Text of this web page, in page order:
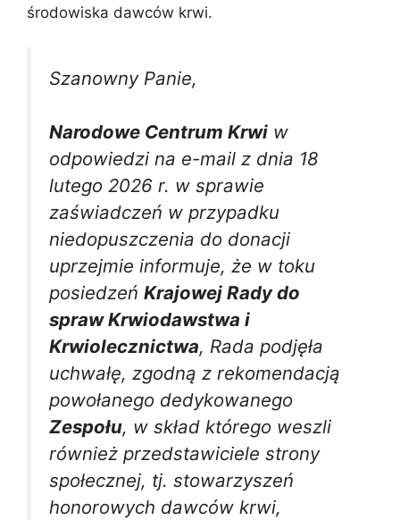
środowiska dawców krwi.
Szanowny Panie,
Narodowe Centrum Krwi w
odpowiedzi na e-mail z dnia 18
lutego 2026 r. w sprawie
zaświadczeń w przypadku
niedopuszczenia do donacji
uprzejmie informuje, że w toku
posiedzeń Krajowej Rady do
spraw Krwiodawstwa i
Krwiolecznictwa, Rada podjęła
uchwałę, zgodną z rekomendacją
powołanego dedykowanego
Zespołu, w skład którego weszli
również przedstawiciele strony
społecznej, tj. stowarzyszeń
honorowych dawców krwi,